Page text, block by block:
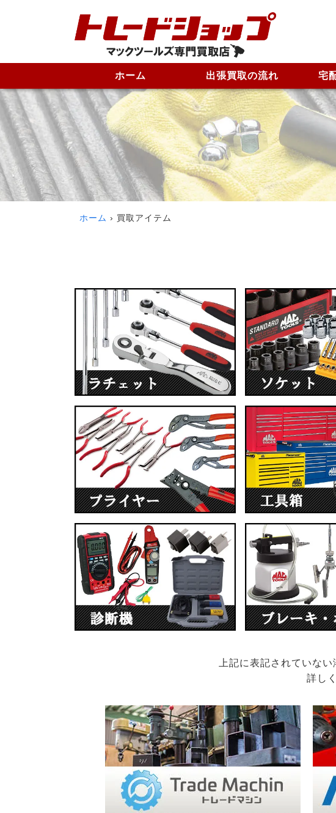
ホーム 出張買取の流れ 宅
ホーム 買取アイテム
上記に表記されていな
詳し